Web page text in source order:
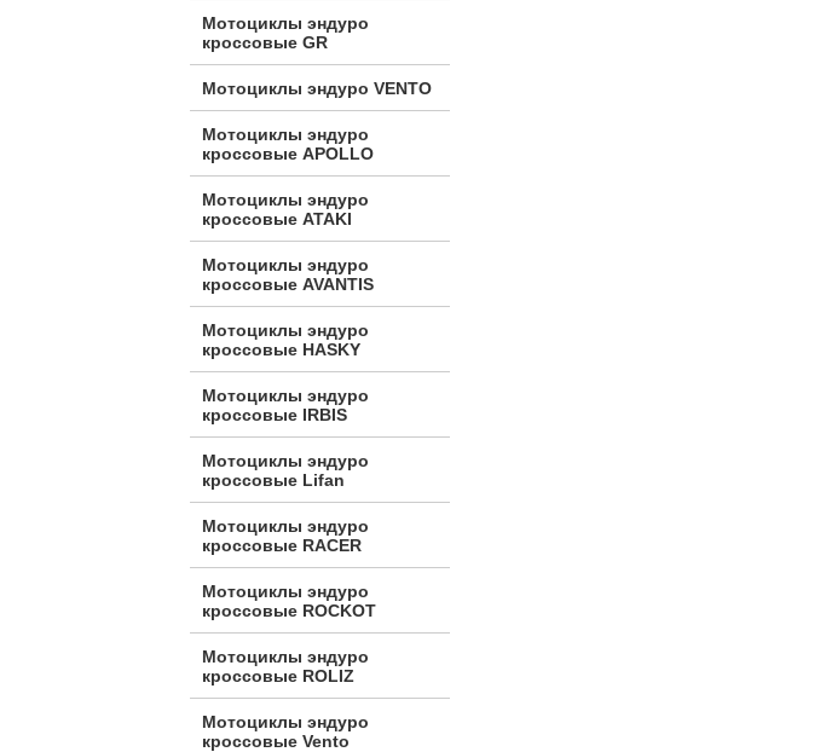
Мотоциклы эндуро
кроссовые GR
Мотоциклы эндуро VENTO
Мотоциклы эндуро
кроссовые APOLLO
Мотоциклы эндуро
кроссовые ATAKI
Мотоциклы эндуро
кроссовые AVANTIS
Мотоциклы эндуро
кроссовые HASKY
Мотоциклы эндуро
кроссовые IRBIS
Мотоциклы эндуро
кроссовые Lifan
Мотоциклы эндуро
кроссовые RACER
Мотоциклы эндуро
кроссовые ROCKOT
Мотоциклы эндуро
кроссовые ROLIZ
Мотоциклы эндуро
кроссовые Vento